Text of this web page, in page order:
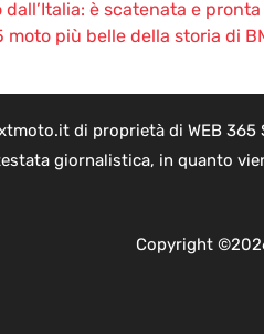
è scatenata e
moto più belle della storia di
di proprietà di WEB 365
giornalistica, in quanto
Copyright